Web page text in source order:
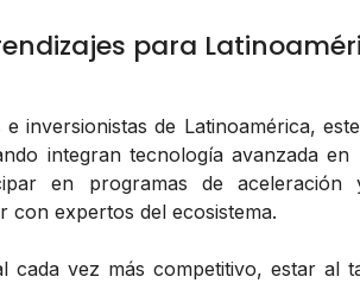
para
e inversionistas de Latinoamérica,
integran tecnología avanzada
en programas de
con expertos del ecosistema.
cada vez más competitivo, estar al